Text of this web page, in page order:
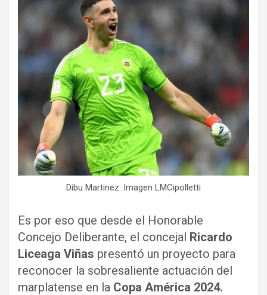
Dibu Martinez. Imagen LMCipolletti
Es por eso que desde el Honorable
Concejo Deliberante, el concejal Ricardo
Liceaga Viñas presentó un proyecto para
reconocer la sobresaliente actuación del
marplatense en la Copa América 2024.